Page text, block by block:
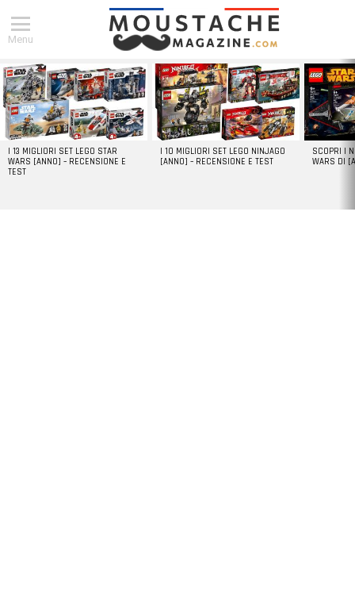
Menu
DERNIERS
ARTICLES
I 13 MIGLIORI SET LEGO STAR
WARS [ANNO] – RECENSIONE E
TEST
I 10 MIGLIORI SET LEGO NINJAGO
[ANNO] – RECENSIONE E TEST
SCOPRI I
WARS DI